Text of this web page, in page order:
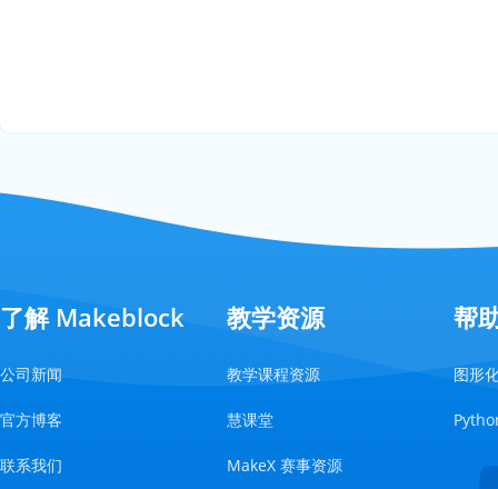
了解 Makeblock
公司新闻
官方博客
联系我们
教学资源
教学课程资源
慧课堂
MakeX 赛事资源
帮
图形